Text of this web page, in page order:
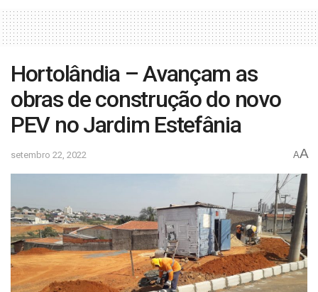
Hortolândia – Avançam as
obras de construção do novo
PEV no Jardim Estefânia
setembro 22, 2022 AA